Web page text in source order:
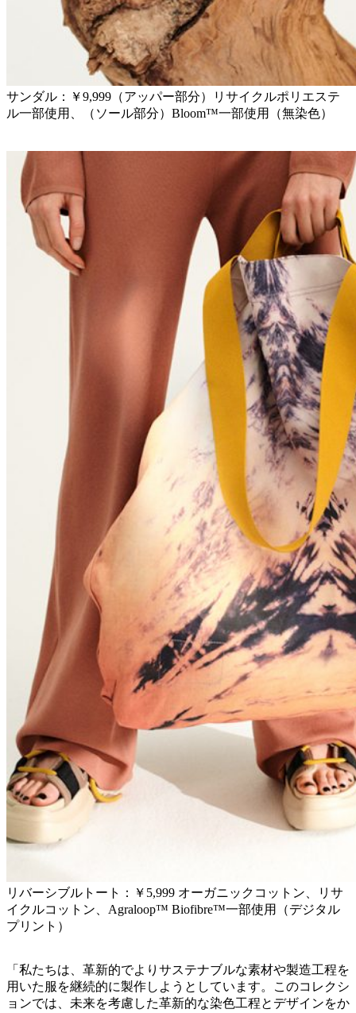
サンダル：￥9,999（アッパー部分）リサイクルポリエステ
ル一部使用、（ソール部分）Bloom™一部使用（無染色）
リバーシブルトート：￥5,999 オーガニックコットン、リサ
イクルコットン、Agraloop™ Biofibre™一部使用（デジタル
プリント）
「私たちは、革新的でよりサステナブルな素材や製造工程を
用いた服を継続的に製作しようとしています。このコレクシ
ョンでは、未来を考慮した革新的な染色工程とデザインをか